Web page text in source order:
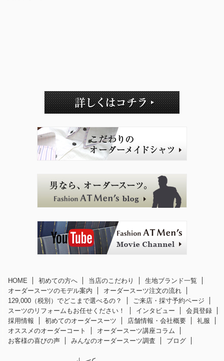
HOME 初めての方へ 当店のこだわり
生地ブランド一覧
オーダースーツのモデル案内
オーダースーツ注文の流れ
129,000（税別）でどこまで選べるの？
ご来店・採寸予約ページ
スーツのリフォームもお任せください！
インタビュー
会員登録
採用情報
初めてのオーダースーツ 店舗情報・会社概要
礼服
オススメのオーダーコート
オーダースーツ講座コラム
お客様の喜びの声
みんなのオーダースーツ調査 ブログ